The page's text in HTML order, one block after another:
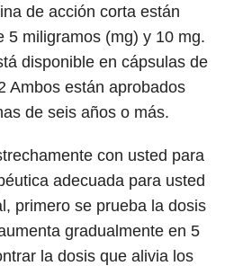
de acción corta están
5 miligramos (mg) y 10 mg.
disponible en cápsulas de
Ambos están aprobados
de seis años o más.
con usted para
adecuada para usted
primero se prueba la dosis
gradualmente en 5
la dosis que alivia los